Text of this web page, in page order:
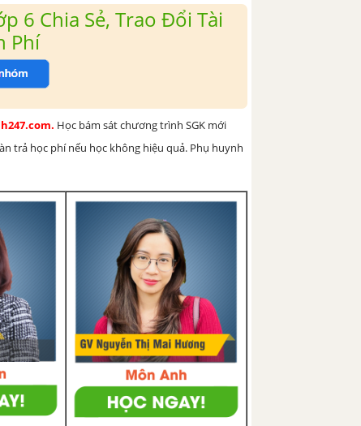
6 Chia Sẻ, Trao Đổi Tài
Phí
Học bám sát chương trình SGK mới
trả học phí nếu học không hiệu quả. Phụ huynh